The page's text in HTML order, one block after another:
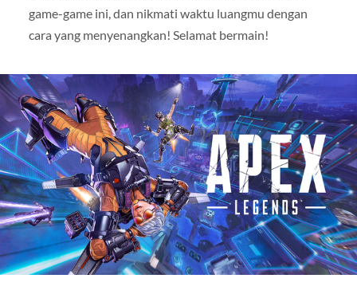
game-game ini, dan nikmati waktu luangmu dengan
cara yang menyenangkan! Selamat bermain!